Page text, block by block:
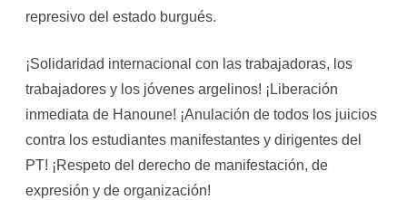
represivo del estado burgués.
¡Solidaridad internacional con las trabajadoras, los
trabajadores y los jóvenes argelinos! ¡Liberación
inmediata de Hanoune! ¡Anulación de todos los juicios
contra los estudiantes manifestantes y dirigentes del
PT! ¡Respeto del derecho de manifestación, de
expresión y de organización!